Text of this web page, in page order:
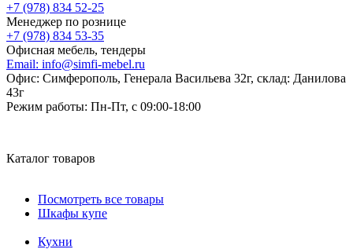
+7 (978) 834 52-25
Менеджер по рознице
+7 (978) 834 53-35
Офисная мебель, тендеры
Email: info@simfi-mebel.ru
Офис: Симферополь, Генерала Васильева 32г, склад: Данилова
43г
Режим работы: Пн-Пт, с 09:00-18:00
Каталог товаров
Посмотреть все товары
Шкафы купе
Кухни